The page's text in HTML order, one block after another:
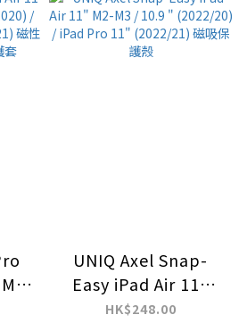
/
/
UNIQ Axel Snap-
Easy iPad Air 11"
M2-M3 / 10.9 "
HK$248.00